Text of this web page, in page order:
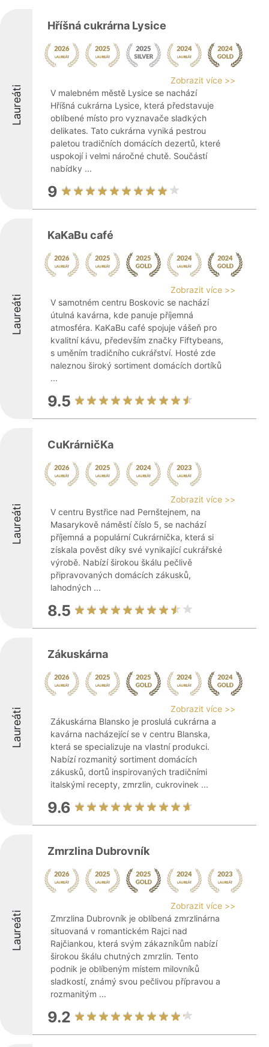
Laureáti
Hříšná cukrárna Lysice
Zobrazit více >>
V malebném městě Lysice se nachází
Hříšná cukrárna Lysice, která představuje
oblíbené místo pro vyznavače sladkých
delikates. Tato cukrárna vyniká pestrou
paletou tradičních domácích dezertů, které
uspokojí i velmi náročné chutě. Součástí
nabídky ...
9
Laureáti
KaKaBu café
Zobrazit více >>
V samotném centru Boskovic se nachází
útulná kavárna, kde panuje příjemná
atmosféra. KaKaBu café spojuje vášeň pro
kvalitní kávu, především značky Fiftybeans,
s uměním tradičního cukrářství. Hosté zde
naleznou široký sortiment domácích dortíků
...
9.5
Laureáti
CuKrárničKa
Zobrazit více >>
V centru Bystřice nad Pernštejnem, na
Masarykově náměstí číslo 5, se nachází
příjemná a populární Cukrárnička, která si
získala pověst díky své vynikající cukrářské
výrobě. Nabízí širokou škálu pečlivě
připravovaných domácích zákusků,
lahodných ...
8.5
Laureáti
Zákuskárna
Zobrazit více >>
Zákuskárna Blansko je proslulá cukrárna a
kavárna nacházející se v centru Blanska,
která se specializuje na vlastní produkci.
Nabízí rozmanitý sortiment domácích
zákusků, dortů inspirovaných tradičními
italskými recepty, zmrzlin, cukrovinek ...
9.6
Laureáti
Zmrzlina Dubrovník
Zobrazit více >>
Zmrzlina Dubrovník je oblíbená zmrzlinárna
situovaná v romantickém Rajci nad
Rajčiankou, která svým zákazníkům nabízí
širokou škálu chutných zmrzlin. Tento
podnik je oblíbeným místem milovníků
sladkostí, známý svou pečlivou přípravou a
rozmanitým ...
9.2